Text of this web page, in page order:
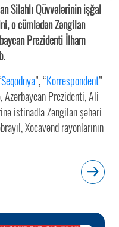
Silahlı Qüvvələrinin işğal
o cümlədən Zəngilan
Prezidenti İlham
Seqodnya”, “Korrespondent”
Azərbaycan Prezidenti, Ali
istinadla Zəngilan şəhəri
Xocavənd rayonlarının